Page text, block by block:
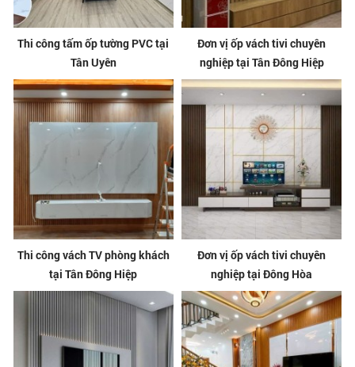
Thi công tấm ốp tường PVC tại
Tân Uyên
Đơn vị ốp vách tivi chuyên
nghiệp tại Tân Đông Hiệp
Thi công vách TV phòng khách
tại Tân Đông Hiệp
Đơn vị ốp vách tivi chuyên
nghiệp tại Đông Hòa